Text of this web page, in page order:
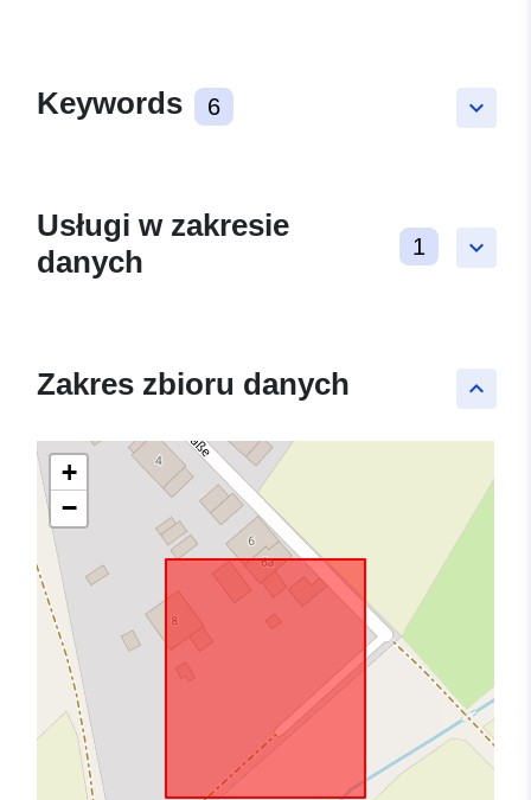
keyboard_arrow_down
Keywords 6
keyboard_arrow_down
Usługi w zakresie
danych
1
keyboard_arrow_up
Zakres zbioru danych
+
−